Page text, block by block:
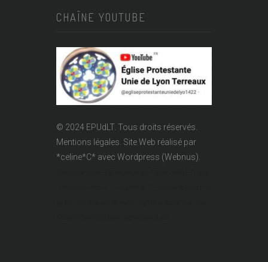
CHAÎNE YOUTUBE
© 2024 EPUdLT. Tous droits réservés.
Mentions légales. Site Web réalisé par
*celine*C* avec Wordpress (Webnus).